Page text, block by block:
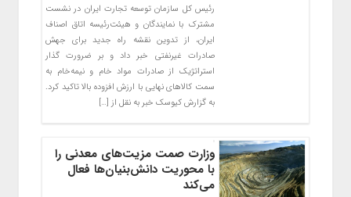
رئیس کل سازمان توسعه تجارت ایران در نشست
مشترک با نمایندگان و هیئت‌رئیسه اتاق اصناف
ایران، از تدوین نقشه راه جدید برای جهش
صادرات غیرنفتی خبر داد و بر ضرورت گذار
استراتژیک از صادرات مواد خام و نیمه‌خام به
سمت کالاهای نهایی با ارزش افزوده بالا تاکید کرد.
به گزارش کیوسک خبر به نقل از […]
وزارت صمت مزیت‌های معدنی را
با محوریت دانش‌بنیان‌ها فعال
می‌کند